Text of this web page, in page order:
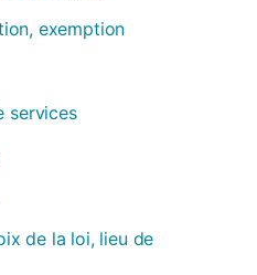
exemption
services
de la loi, lieu de